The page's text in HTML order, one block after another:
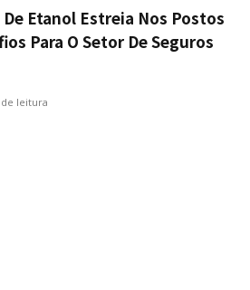
Etanol Estreia Nos Postos
Para O Setor De Seguros
leitura